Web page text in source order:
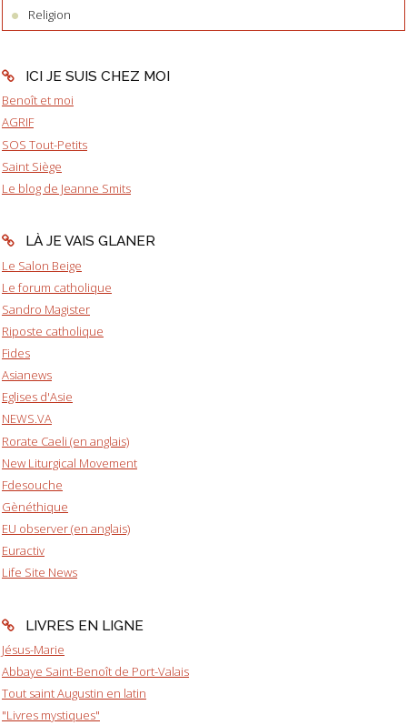
Religion
ICI JE SUIS CHEZ MOI
Benoît et moi
AGRIF
SOS Tout-Petits
Saint Siège
Le blog de Jeanne Smits
LÀ JE VAIS GLANER
Le Salon Beige
Le forum catholique
Sandro Magister
Riposte catholique
Fides
Asianews
Eglises d'Asie
NEWS.VA
Rorate Caeli (en anglais)
New Liturgical Movement
Fdesouche
Gènéthique
EU observer (en anglais)
Euractiv
Life Site News
LIVRES EN LIGNE
Jésus-Marie
Abbaye Saint-Benoît de Port-Valais
Tout saint Augustin en latin
"Livres mystiques"